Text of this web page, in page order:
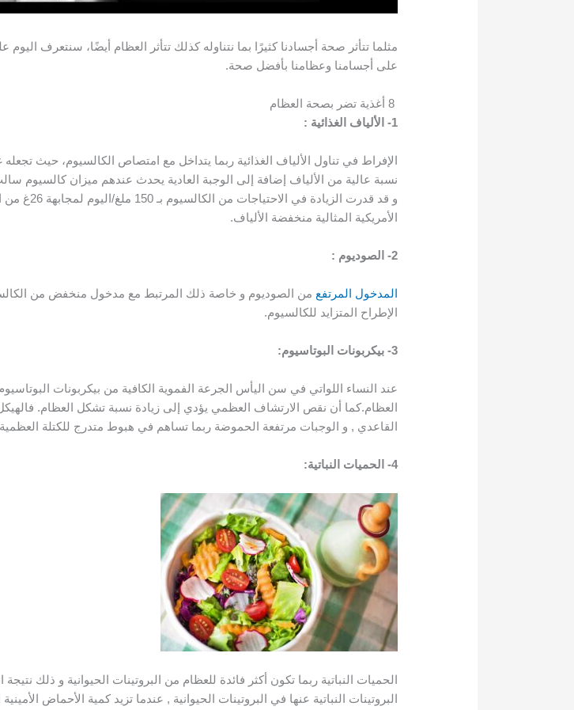
على أجسامنا وعظامنا بأفضل صحة.
1- الألياف الغذائية :
الإفراط في تناول الألياف الغذائية ربما يتداخل مع امتصاص الكالسيوم، حيث
نسبة عالية من الألياف إضافة إلى الوجبة العادية يحدث عندهم ميزان كالسيوم
و قد قدرت
الأمريكية المثالية منخفضة الألياف.
2- الصوديوم :
المدخول المرتفع من الصوديوم و خاصة ذلك المرتبط مع مدخول منخفض من
الإطراح المتزايد للكالسيوم.
3- بيكربونات البوتاسيوم:
عند النساء اللواتي في سن اليأس الجرعة الفموية الكافية من بيكربونات
العظام.كما أن نقص الارتشاف العظمي يؤدي إلى زيادة نسبة تشكل العظام.
القاعدي , و الوجبات مرتفعة الحموضة ربما تساهم في هبوط متدرج للكتلة
4- الحميات النباتية:
الحميات النباتية ربما تكون أكثر فائدة للعظام من البروتينات الحيوانية و ذلك
البروتينات النباتية عنها في البروتينات الحيوانية , عندما تزيد كمية الأحماض